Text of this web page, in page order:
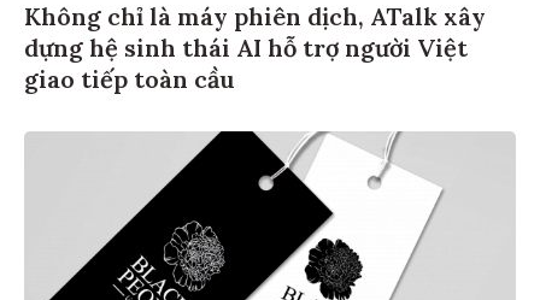
Không chỉ là máy phiên dịch, ATalk xây
dựng hệ sinh thái AI hỗ trợ người Việt
giao tiếp toàn cầu